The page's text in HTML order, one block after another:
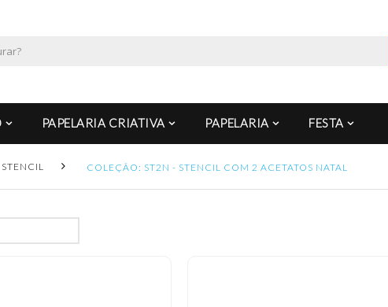
PAPELARIA CRIATIVA PAPELARIA FESTA
STENCIL COLEÇÃO: ST2N - STENCIL COM 2 ACETATOS NATAL